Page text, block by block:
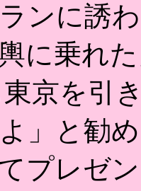
ンに誘
に乗れ
東京を引
」と勧
プレゼ